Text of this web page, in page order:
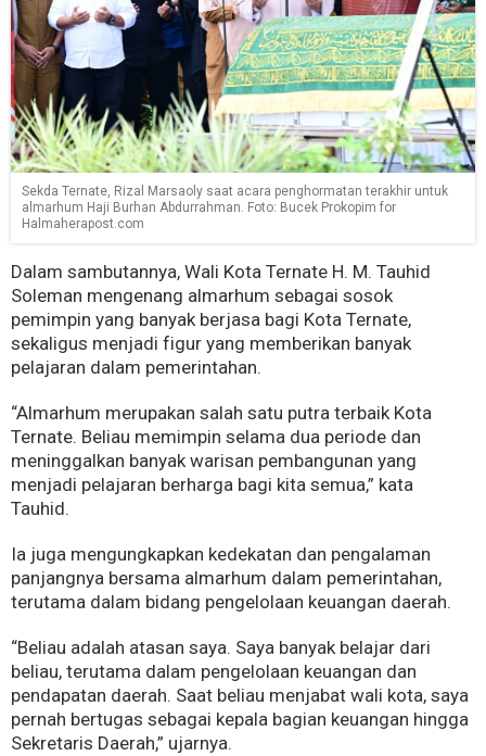
Sekda Ternate, Rizal Marsaoly saat acara penghormatan terakhir untuk
almarhum Haji Burhan Abdurrahman. Foto: Bucek Prokopim for
Halmaherapost.com
Dalam sambutannya, Wali Kota Ternate H. M. Tauhid
Soleman mengenang almarhum sebagai sosok
pemimpin yang banyak berjasa bagi Kota Ternate,
sekaligus menjadi figur yang memberikan banyak
pelajaran dalam pemerintahan.
“Almarhum merupakan salah satu putra terbaik Kota
Ternate. Beliau memimpin selama dua periode dan
meninggalkan banyak warisan pembangunan yang
menjadi pelajaran berharga bagi kita semua,” kata
Tauhid.
Ia juga mengungkapkan kedekatan dan pengalaman
panjangnya bersama almarhum dalam pemerintahan,
terutama dalam bidang pengelolaan keuangan daerah.
“Beliau adalah atasan saya. Saya banyak belajar dari
beliau, terutama dalam pengelolaan keuangan dan
pendapatan daerah. Saat beliau menjabat wali kota, saya
pernah bertugas sebagai kepala bagian keuangan hingga
Sekretaris Daerah,” ujarnya.